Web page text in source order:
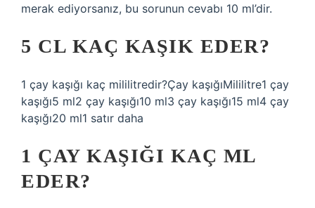
merak ediyorsanız, bu sorunun cevabı 10 ml’dir.
5 CL KAÇ KAŞIK EDER?
1 çay kaşığı kaç mililitredir?Çay kaşığıMililitre1 çay
kaşığı5 ml2 çay kaşığı10 ml3 çay kaşığı15 ml4 çay
kaşığı20 ml1 satır daha
1 ÇAY KAŞIĞI KAÇ ML
EDER?